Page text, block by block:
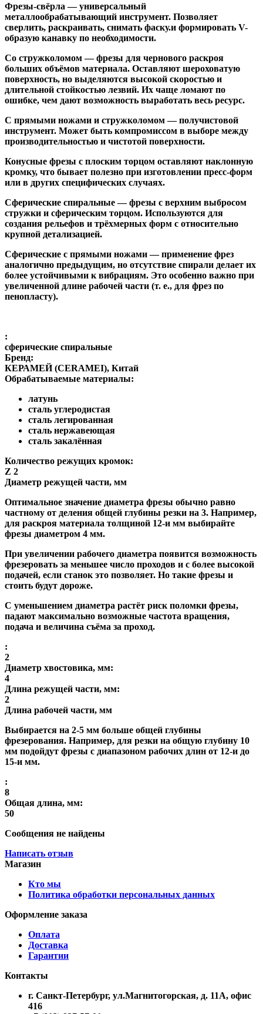
Фрезы-свёрла — универсальный
металлообрабатывающий инструмент. Позволяет
сверлить, раскраивать, снимать фаску.и формировать V-
образую канавку по необходимости.
Со стружколомом— фрезы для чернового раскроя
больших объёмов материала. Оставляют шероховатую
поверхность, но выделяются высокой скоростью и
длительной стойкостью лезвий. Их чаще ломают по
ошибке, чем дают возможность выработать весь ресурс.
С прямыми ножами и стружколомом— получистовой
инструмент. Может быть компромиссом в выборе между
производительностью и чистотой поверхности.
Конусные фрезы с плоским торцом оставляют наклонную
кромку, что бывает полезно при изготовлении пресс-форм
или в других специфических случаях.
Сферические спиральные— фрезы с верхним выбросом
стружки и сферическим торцом. Используются для
создания рельефов и трёхмерных форм с относительно
крупной детализацией.
Сферические с прямыми ножами— применение фрез
аналогично предыдущим, но отсутствие спирали делает их
более устойчивыми к вибрациям. Это особенно важно при
увеличенной длине рабочей части (т. е., для фрез по
пенопласту).
:
сферические спиральные
Бренд:
КЕРАМЕЙ (CERAMEI), Китай
Обрабатываемые материалы:
латунь
сталь углеродистая
сталь легированная
сталь нержавеющая
сталь закалённая
Количество режущих кромок:
Z 2
Диаметр режущей части, мм
Оптимальное значение диаметра фрезы обычно равно
частному от деления общей глубины резки на 3. Например,
для раскроя материала толщиной 12-и мм выбирайте
фрезы диаметром 4 мм.
При увеличении рабочего диаметра появится возможность
фрезеровать за меньшее число проходов и с более высокой
подачей, если станок это позволяет. Но такие фрезы и
стоить будут дороже.
С уменьшением диаметра растёт риск поломки фрезы,
падают максимально возможные частота вращения,
подача и величина съёма за проход.
:
2
Диаметр хвостовика, мм:
4
Длина режущей части, мм:
2
Длина рабочей части, мм
Выбирается на 2-5 мм больше общей глубины
фрезерования. Например, для резки на общую глубину 10
мм подойдут фрезы с диапазоном рабочих длин от 12-и до
15-и мм.
:
8
Общая длина, мм:
50
Сообщения не найдены
Написать отзыв
Магазин
Кто мы
Политика обработки персональных данных
Оформление заказа
Оплата
Доставка
Гарантии
Контакты
г. Санкт-Петербург, ул.Магнитогорская, д. 11А, офис
416